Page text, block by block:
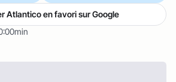
Atlantico en favori sur Google